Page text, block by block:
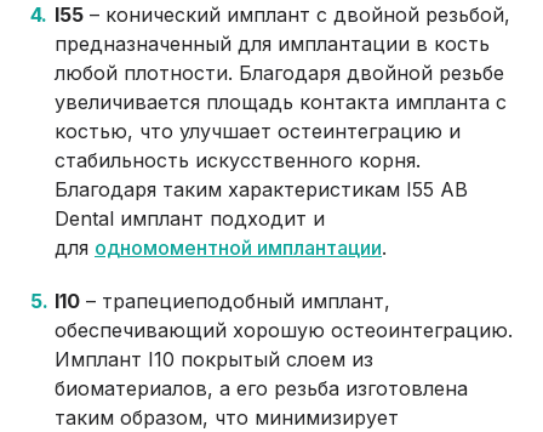
I55 – конический имплант с двойной резьбой,
предназначенный для имплантации в кость
любой плотности. Благодаря двойной резьбе
увеличивается площадь контакта импланта с
костью, что улучшает остеинтеграцию и
стабильность искусственного корня.
Благодаря таким характеристикам I55 AB
Dental имплант подходит и
для одномоментной имплантации.
I10 – трапециеподобный имплант,
обеспечивающий хорошую остеоинтеграцию.
Имплант I10 покрытый слоем из
биоматериалов, а его резьба изготовлена
таким образом, что минимизирует